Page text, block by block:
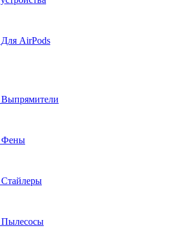
Для AirPods
Выпрямители
Фены
Стайлеры
Пылесосы